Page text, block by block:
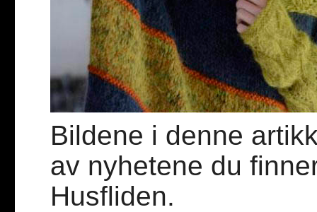
Bildene i denne
av nyhetene du
Husfliden.